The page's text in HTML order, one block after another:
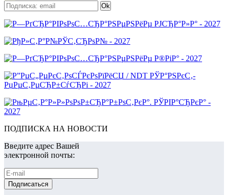
ПОДПИСКА НА НОВОСТИ
Введите адрес Вашей
электронной почты: